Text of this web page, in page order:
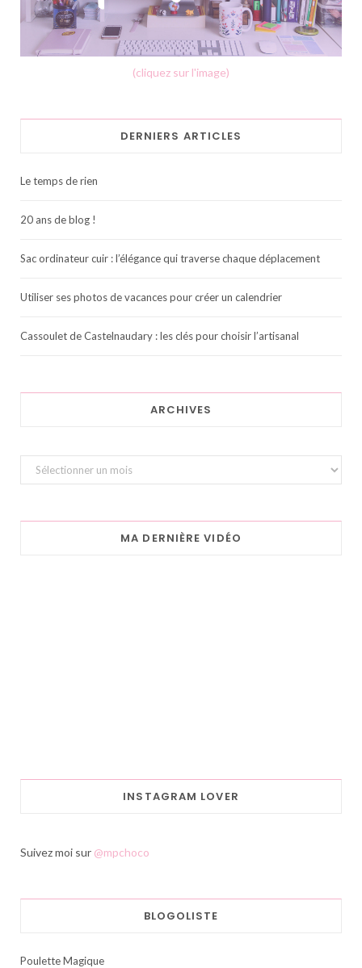
(cliquez sur l'image)
DERNIERS ARTICLES
Le temps de rien
20 ans de blog !
Sac ordinateur cuir : l’élégance qui traverse chaque déplacement
Utiliser ses photos de vacances pour créer un calendrier
Cassoulet de Castelnaudary : les clés pour choisir l’artisanal
ARCHIVES
Archives
MA DERNIÈRE VIDÉO
INSTAGRAM LOVER
Suivez moi sur @mpchoco
BLOGOLISTE
Poulette Magique